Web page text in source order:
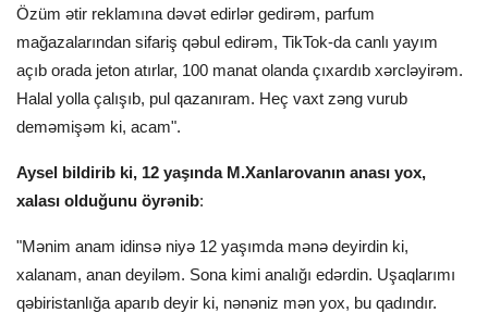
Özüm ətir reklamına dəvət edirlər gedirəm, parfum
mağazalarından sifariş qəbul edirəm, TikTok-da canlı yayım
açıb orada jeton atırlar, 100 manat olanda çıxardıb xərcləyirəm.
Halal yolla çalışıb, pul qazanıram. Heç vaxt zəng vurub
deməmişəm ki, acam".
Aysel bildirib ki, 12 yaşında M.Xanlarovanın anası yox,
xalası olduğunu öyrənib:
"Mənim anam idinsə niyə 12 yaşımda mənə deyirdin ki,
xalanam, anan deyiləm. Sona kimi analığı edərdin. Uşaqlarımı
qəbiristanlığa aparıb deyir ki, nənəniz mən yox, bu qadındır.